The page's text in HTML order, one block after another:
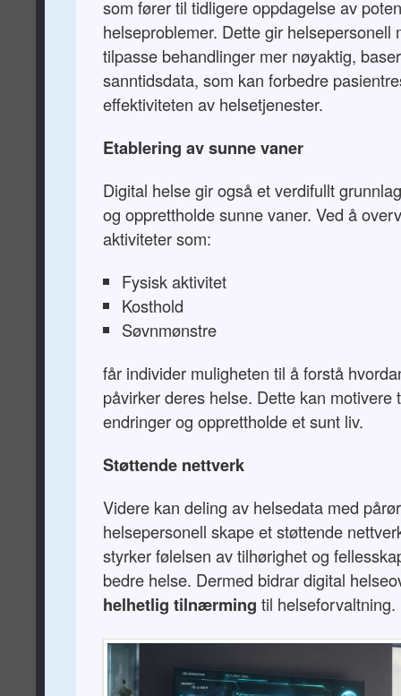
som fører til tidligere oppdagelse av
helseproblemer. Dette gir helsepersonell
tilpasse behandlinger mer nøyaktig,
sanntidsdata, som kan forbedre
effektiviteten av helsetjenester.
Etablering av sunne vaner
Digital helse gir også et verdifullt
og opprettholde sunne vaner. Ved å
aktiviteter som:
Fysisk aktivitet
Kosthold
Søvnmønstre
får individer muligheten til å forstå
påvirker deres helse. Dette kan motivere
endringer og opprettholde et sunt liv.
Støttende nettverk
Videre kan deling av helsedata med
helsepersonell skape et støttende
styrker følelsen av tilhørighet og
bedre helse. Dermed bidrar digital
helhetlig tilnærming til helseforvaltning.